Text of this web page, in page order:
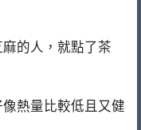
的人，就點了茶
熱量比較低且又健